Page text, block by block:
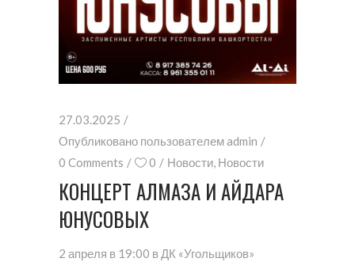
27.03.2025
Опубликовано пользователемadmin
0 Comments
0 Новости, Новости
КОНЦЕРТ АЛМАЗА И АЙДАРА
ЮНУСОВЫХ
2 апреля в 19:00 в ДК «Угольщиков»